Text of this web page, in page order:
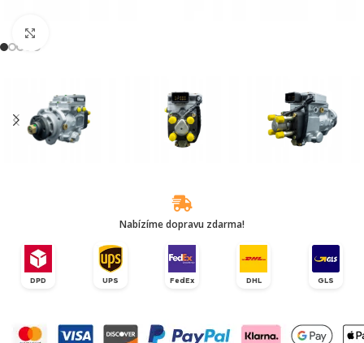
Nabízíme dopravu zdarma!
DPD UPS FedEx DHL GLS